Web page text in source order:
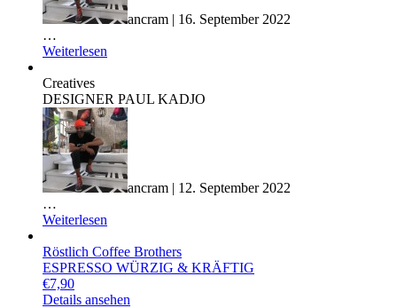
ancram | 16. September 2022
…
Weiterlesen
Creatives
DESIGNER PAUL KADJO
ancram | 12. September 2022
…
Weiterlesen
Röstlich Coffee Brothers
ESPRESSO WÜRZIG & KRÄFTIG
€7,90
Details ansehen